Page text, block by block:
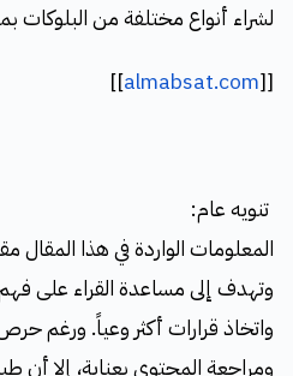
لشراء أنواع مختلفة من البلوكات
[[
almabsat.com
]]
تنويه عام:
المعلومات الواردة في هذا المقال
وتهدف إلى مساعدة القراء على فهم
واتخاذ قرارات أكثر وعياً. ورغم
ومراجعة المحتوى بعناية، إلا أن